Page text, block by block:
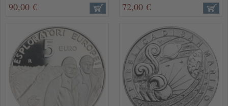
90,00 € 72,00 €